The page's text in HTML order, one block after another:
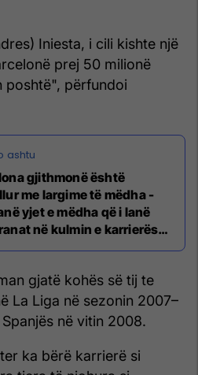
Iniesta, i cili kishte një
prej 50 milionë
poshtë", përfundoi
gjithmonë është
me largime të mëdha -
yjet e mëdha që i lanë
në kulmin e karrierës
gjatë kohës së tij te
La Liga në sezonin 2007–
në vitin 2008.
ka bërë karrierë si